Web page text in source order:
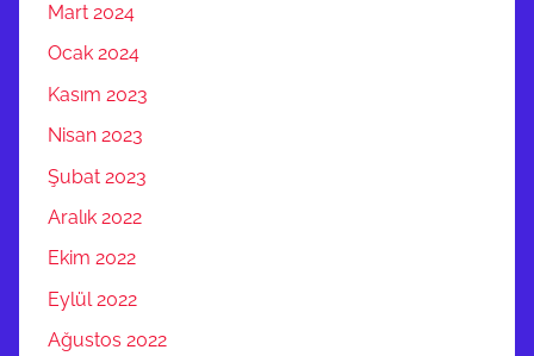
i
r
Ç
E
K
A
Mart 2024
Ocak 2024
Kasım 2023
Nisan 2023
Şubat 2023
Aralık 2022
Ekim 2022
Eylül 2022
Ağustos 2022